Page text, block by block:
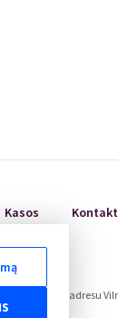
Kasos
tarnyboje, adresu